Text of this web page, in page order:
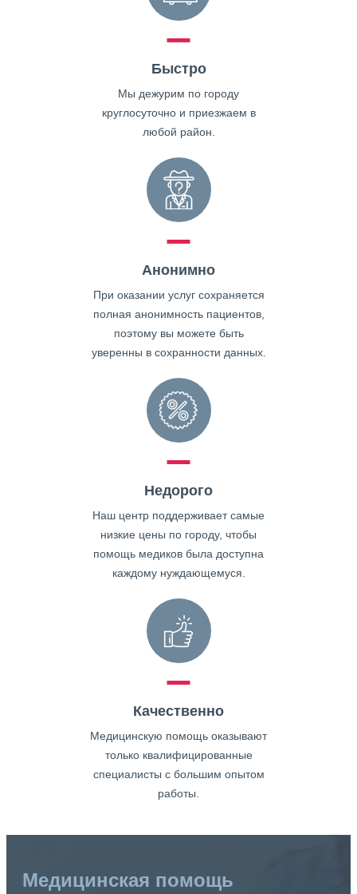
Быстро
Мы дежурим по городу
круглосуточно и приезжаем в
любой район.
Анонимно
При оказании услуг сохраняется
полная анонимность пациентов,
поэтому вы можете быть
уверенны в сохранности данных.
Недорого
Наш центр поддерживает самые
низкие цены по городу, чтобы
помощь медиков была доступна
каждому нуждающемуся.
Качественно
Медицинскую помощь оказывают
только квалифицированные
специалисты с большим опытом
работы.
Медицинская помощь